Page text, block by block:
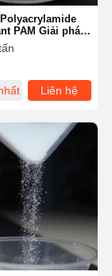
PAM Giải pháp
cho hiệu quả xử
Liên hệ